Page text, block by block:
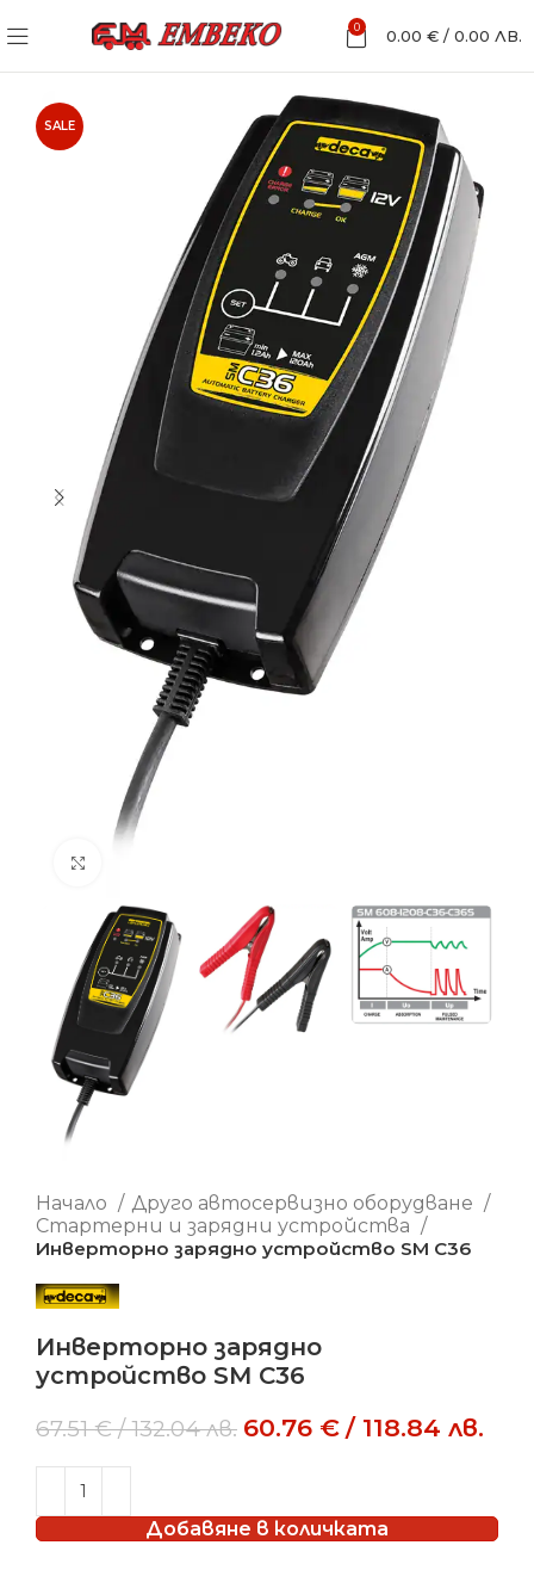
0 0.00 € / 0.00 ЛВ.
SALE
Начало
Друго автосервизно оборудване
Стартерни и зарядни устройства
Инверторно зарядно устройство SM C36
Инверторно зарядно
устройство SM C36
67.51€ /132.04лв. 60.76 € / 118.84 лв.
Добавяне в количката